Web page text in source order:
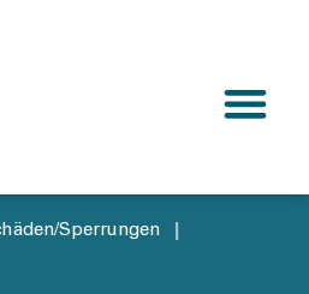
Sperrungen